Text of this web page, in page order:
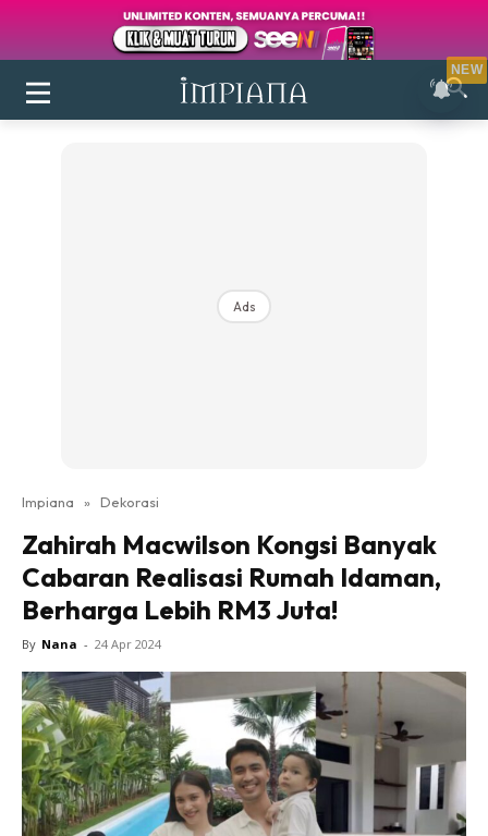
Login|Register
Ruang Makan
Ruang Tamu
Direktori
Interior Design
Landskap
DIY
Bilik Air
Bilik Tidur
Dapur
Ruang Makan
Ads
Impiana » Dekorasi
Zahirah Macwilson Kongsi Banyak
Cabaran Realisasi Rumah Idaman,
Berharga Lebih RM3 Juta!
By Nana - 24 Apr 2024
NEW